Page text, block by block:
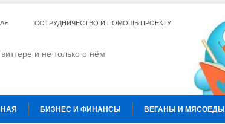
СОТРУДНИЧЕСТВО И ПОМОЩЬ ПРОЕКТУ
и не только о нём
БИЗНЕС И ФИНАНСЫ ВЕГАНЫ И МЯСОЕДЫ